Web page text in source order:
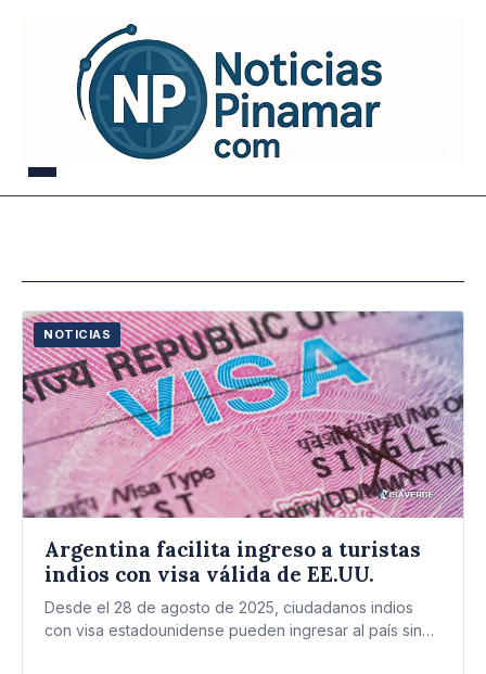
NOTICIAS
Argentina facilita ingreso a turistas
indios con visa válida de EE.UU.
Desde el 28 de agosto de 2025, ciudadanos indios
con visa estadounidense pueden ingresar al país sin